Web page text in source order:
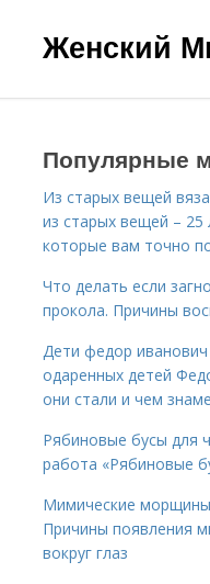
Женский
Популярные
Из старых вещей
из старых вещей – 25
которые вам точно
Что делать если
прокола. Причины
Дети федор
одаренных детей
они стали и чем
Рябиновые бусы для
работа «Рябиновые
Мимические морщины
Причины появления
вокруг глаз